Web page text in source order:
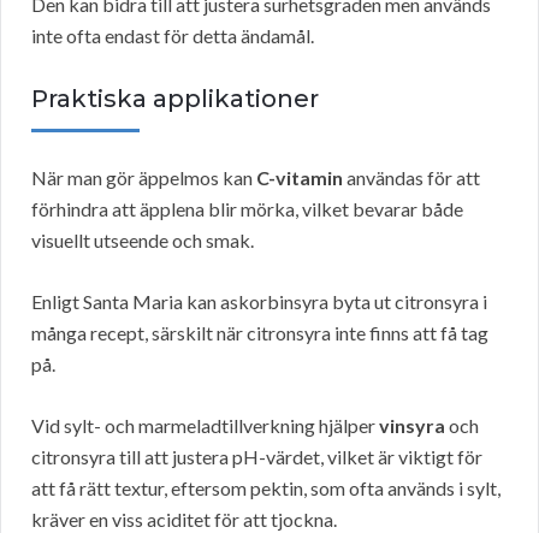
inte ofta endast för detta ändamål.
Praktiska applikationer
När man gör äppelmos kan C-vitamin användas för att
förhindra att äpplena blir mörka, vilket bevarar både
visuellt utseende och smak.
Enligt Santa Maria kan askorbinsyra byta ut citronsyra i
många recept, särskilt när citronsyra inte finns att få tag
på.
Vid sylt- och marmeladtillverkning hjälpervinsyra och
citronsyra till att justera pH-värdet, vilket är viktigt för
att få rätt textur, eftersom pektin, som ofta används i sylt,
kräver en viss aciditet för att tjockna.